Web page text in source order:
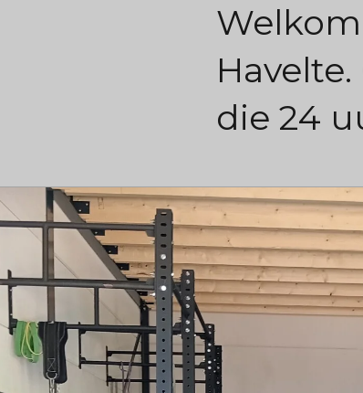
die 24